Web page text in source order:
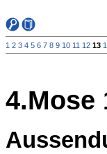
1 2 3 4 5 6 7 8 9 10 11 12 13
4.Mose